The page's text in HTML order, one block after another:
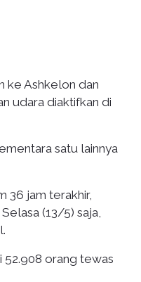
ke Ashkelon dan
udara diaktifkan di
satu lainnya
36 jam terakhir,
(13/5) saja,
52.908 orang tewas